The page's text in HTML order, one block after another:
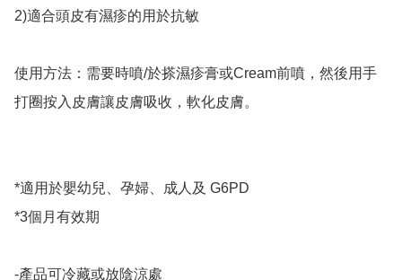
2)適合頭皮有濕疹的用於抗敏
使用方法：需要時噴/於搽濕疹膏或Cream前噴，然後用手
打圈按入皮膚讓皮膚吸收，軟化皮膚。
*適用於嬰幼兒、孕婦、成人及 G6PD
*3個月有效期
-產品可冷藏或放陰涼處